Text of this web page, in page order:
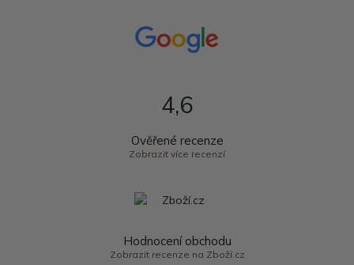
4,6
Ověřené recenze
Zobrazit více recenzí
Hodnocení obchodu
Zobrazit recenze na Zboží.cz